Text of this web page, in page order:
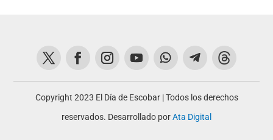
Copyright 2023 El Día de Escobar | Todos los derechos
reservados. Desarrollado porAta Digital